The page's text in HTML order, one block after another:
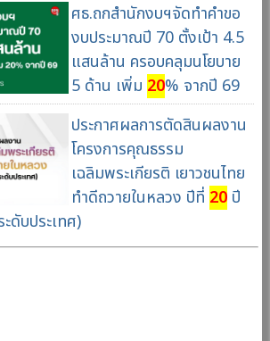
ศธ.ถกสำนักงบฯจัดทำคำขอ
งบประมาณปี 70 ตั้งเป้า 4.5
แสนล้าน ครอบคลุมนโยบาย
5 ด้าน เพิ่ม 20% จากปี 69
ประกาศผลการตัดสินผลงาน
โครงการคุณธรรม
เฉลิมพระเกียรติ เยาวชนไทย
ทำดีถวายในหลวง ปีที่ 20ปี
ดับประเทศ)